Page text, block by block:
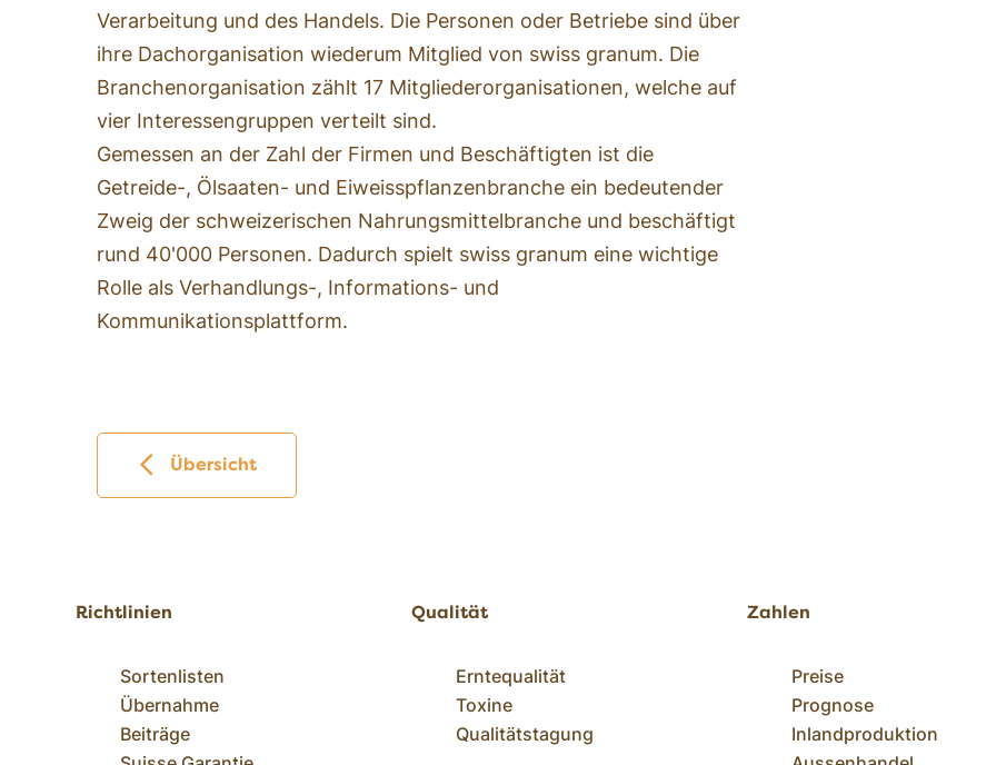
Verarbeitung und des Handels. Die Personen oder Betriebe sind über
ihre Dachorganisation wiederum Mitglied von swiss granum. Die
Branchenorganisation zählt 17 Mitgliederorganisationen, welche auf
vier Interessengruppen verteilt sind.
Gemessen an der Zahl der Firmen und Beschäftigten ist die
Getreide-, Ölsaaten- und Eiweisspflanzenbranche ein bedeutender
Zweig der schweizerischen Nahrungsmittelbranche und beschäftigt
rund 40'000 Personen. Dadurch spielt swiss granum eine wichtige
Rolle als Verhandlungs-, Informations- und
Kommunikationsplattform.
Übersicht
Richtlinien
Sortenlisten
Übernahme
Beiträge
Qualität
Erntequalität
Toxine
Qualitätstagung
Zahlen
Preise
Prognose
Inlandproduktion